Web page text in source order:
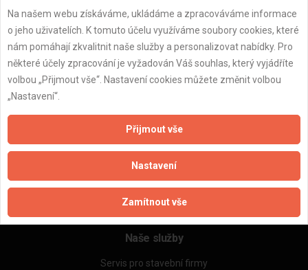
Důležité informace
Zásady pro používání souborů cookie
Obchodní podmínky (zprostředkování)
Obchodní podmínky (rozpočtování)
Reference
Naše excelové tabulky online
Naše služby
Servis pro stavební firmy
Na našem webu získáváme, ukládáme a zpracováváme informace
o jeho uživatelích. K tomuto účelu využíváme soubory cookies, které
nám pomáhají zkvalitnit naše služby a personalizovat nabídky. Pro
některé účely zpracování je vyžadován Váš souhlas, který vyjádříte
volbou „Přijmout vše“. Nastavení cookies můžete změnit volbou
„Nastavení“.
Přijmout vše
Nastavení
Zamítnout vše